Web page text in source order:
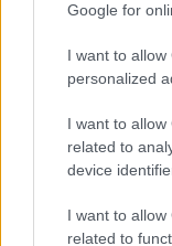
Google for
I want to
personalized
I want to
related to
device
I want to
related to